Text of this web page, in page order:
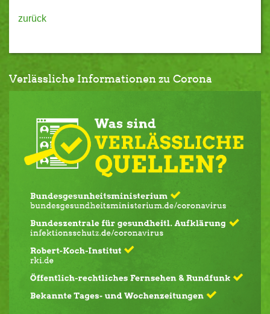
zurück
Verlässliche Informationen zu Corona